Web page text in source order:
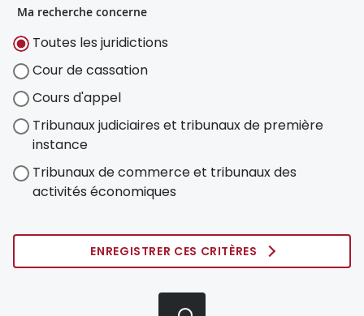
Ma recherche concerne
Toutes les juridictions
Cour de cassation
Cours d'appel
Tribunaux judiciaires et tribunaux de première
instance
Tribunaux de commerce et tribunaux des
activités économiques
ENREGISTRER CES CRITÈRES